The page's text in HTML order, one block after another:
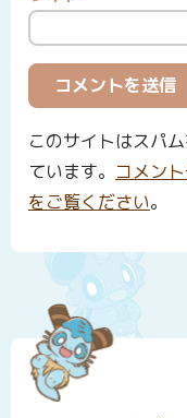
このサイトはスパ
ています。 コメン
をご覧ください。